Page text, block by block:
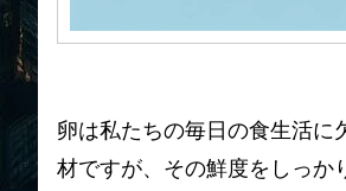
卵は私たちの毎日の食生活に
材ですが、その鮮度をしっか